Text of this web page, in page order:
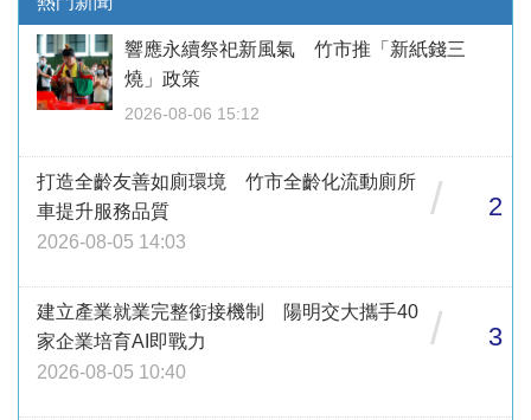
響應永續祭祀新風氣 竹市推「新紙錢三
燒」政策
2026-08-06 15:12
打造全齡友善如廁環境 竹市全齡化流動廁所
車提升服務品質
2026-08-05 14:03
/ 2
建立產業就業完整銜接機制 陽明交大攜手40
家企業培育AI即戰力
2026-08-05 10:40
/ 3